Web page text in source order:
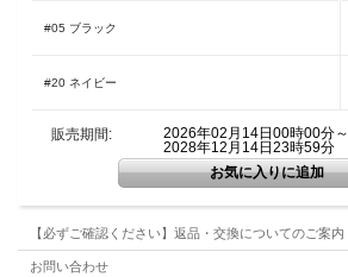
#05 ブラック
#20 ネイビー
販売期間:
2026年02月14日00時00分～
2028年12月14日23時59分
【必ずご確認ください】返品・交換についてのご案内
お問い合わせ